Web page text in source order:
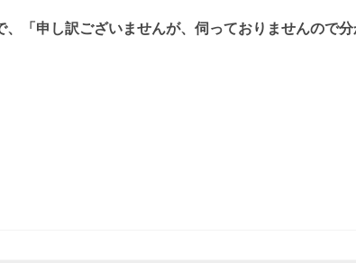
「申し訳ございませんが、伺っておりませんので